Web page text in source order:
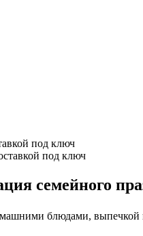
под ключ
семейного
блюдами, выпечкой